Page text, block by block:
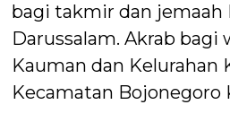
bagi takmir dan jemaah
Darussalam. Akrab bagi
Kauman dan Kelurahan
Kecamatan Bojonegoro